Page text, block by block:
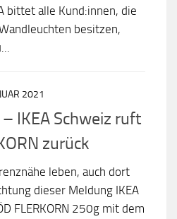
bittet alle Kund:innen, die
besitzen,
2021
IKEA Schweiz ruft
zurück
leben, auch dort
dieser Meldung IKEA
FLERKORN 250g mit dem